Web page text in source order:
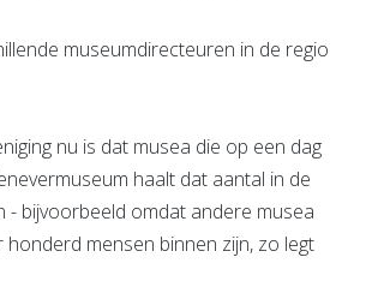
museumdirecteuren in de regio
nu is dat musea die op een dag
haalt dat aantal in de
bijvoorbeeld omdat andere musea
mensen binnen zijn, zo legt